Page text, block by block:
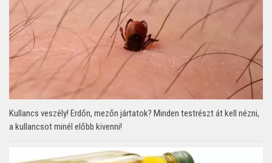
Kullancs veszély! Erdőn, mezőn jártatok? Minden testrészt át kell nézni,
a kullancsot minél előbb kivenni!